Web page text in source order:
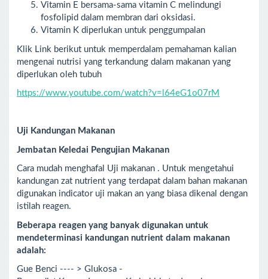
Vitamin E bersama-sama vitamin C melindungi
fosfolipid dalam membran dari oksidasi.
Vitamin K diperlukan untuk penggumpalan
Klik Link berikut untuk memperdalam pemahaman kalian
mengenai nutrisi yang terkandung dalam makanan yang
diperlukan oleh tubuh
https://www.youtube.com/watch?v=l64eG1o07rM
Uji Kandungan Makanan
Jembatan Keledai Pengujian Makanan
Cara mudah menghafal Uji makanan . Untuk mengetahui
kandungan zat nutrient yang terdapat dalam bahan makanan
digunakan indicator uji makan an yang biasa dikenal dengan
istilah reagen.
Beberapa reagen yang banyak digunakan untuk
mendeterminasi kandungan nutrient dalam makanan
adalah:
Gue Benci ---- > Glukosa -